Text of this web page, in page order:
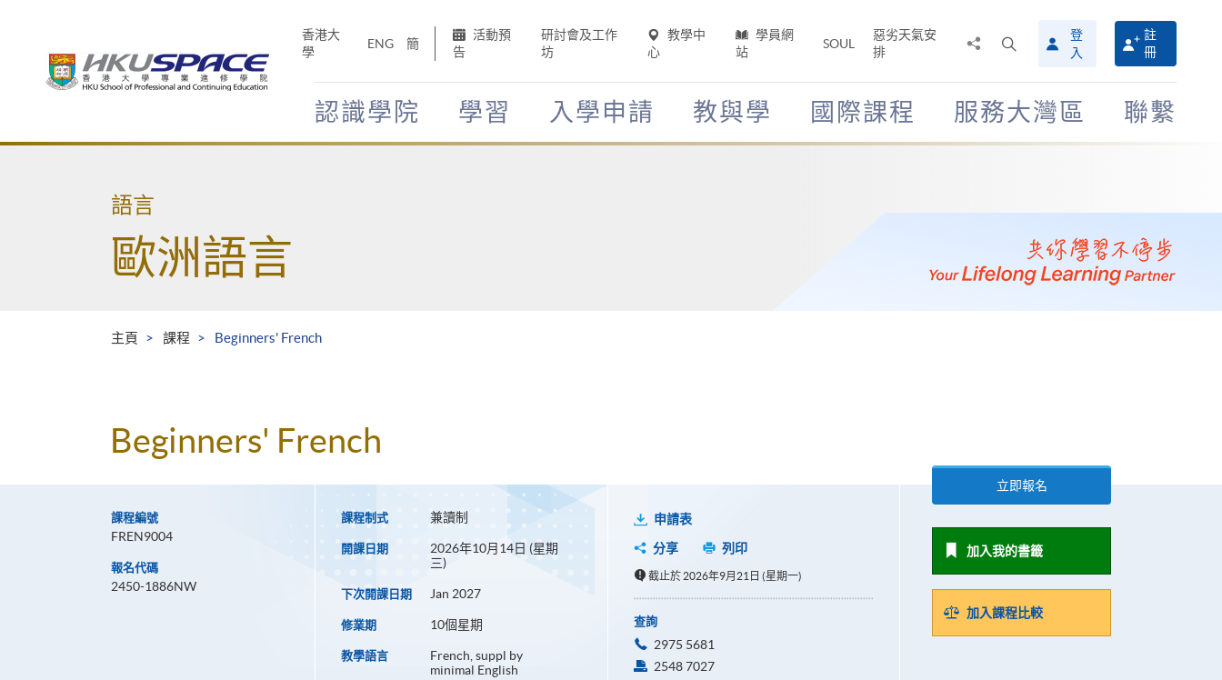
香港大
學
ENG 簡
活動預
告
研討會及工作
坊
教學中
心
學員網
站
SOUL
惡劣天氣安
排
搜
尋
介
面
登
入
註
冊
認識學院 學習 入學申請 教與學 國際課程 服務大灣區 聯繫
Main
語言
歐洲語言
主頁 課程 Beginners' French
Beginners' French
課程編號
FREN9004
報名代碼
2450-1886NW
課程制式 兼讀制
開課日期
2026年10月14日 (星期
三)
下次開課日期 Jan 2027
修業期 10個星期
教學語言
French, suppl by
minimal English
申請表
分享
列印
截止於 2026年9月21日 (星期一)
查詢
2975 5681
2548 7027
立即報名
加入我的書籤
加入課程比較